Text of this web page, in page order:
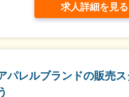
求人詳細を見る
パレルブランドの販売